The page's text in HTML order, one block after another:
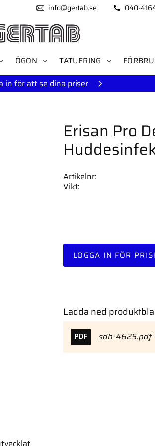
info@gertab.se 040-
ÖGON TATUERING
in för att se dina priser
Erisan Pro
LOGGA IN FÖR
Artikelnr
Vikt
Ladda ned
PDF sdb-4625.pdf